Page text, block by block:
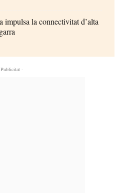
la connectivitat d’alta
-